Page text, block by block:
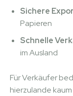
Sichere
Papieren
Schnelle
im Ausland
Für Verkäufer
hierzulande